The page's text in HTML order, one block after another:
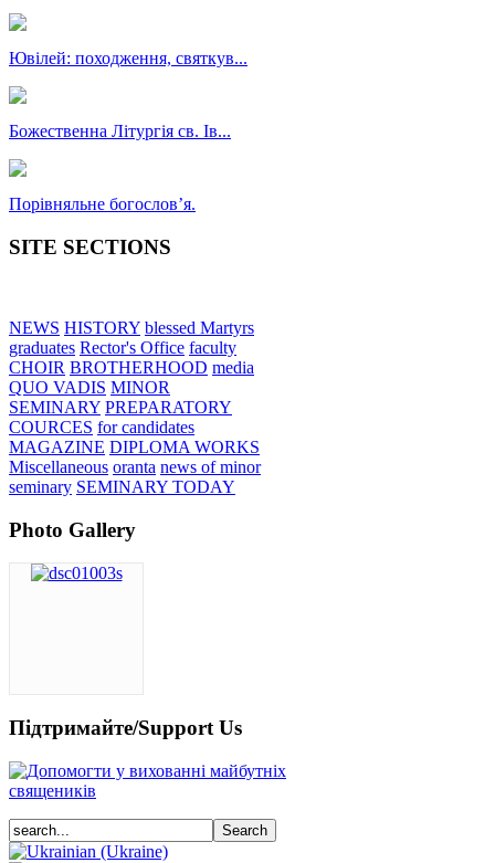
Ювілей: походження, святкув...
Божественна Літургія св. Ів...
Порівняльне богословʼя.
SITE SECTIONS
NEWS HISTORY blessed Martyrs
graduates Rector's Office faculty
CHOIR BROTHERHOOD media
QUO VADIS MINOR
SEMINARY PREPARATORY
COURCES for candidates
MAGAZINE DIPLOMA WORKS
Miscellaneous oranta news of minor
seminary SEMINARY TODAY
Photo Gallery
Підтримайте/Support Us